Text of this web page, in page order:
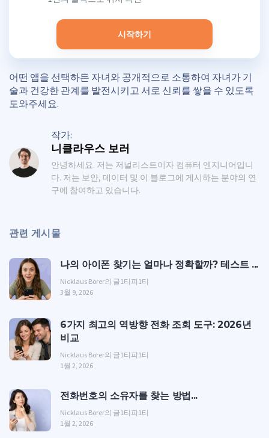
시작하기
어떤 앱을 선택하든 자녀와 공개적으로 소통하여 자녀가 기
술과 건강한 관계를 발전시키고 서로 신뢰를 쌓을 수 있도록
도와주세요.
작가:
니클라우스 보러
안녕하세요. 저는 저널리스트이자 컴퓨터 엔지니어입니
다. 저는 보안, 데이터 및 이 블로그에 게시하는 분야의 연
구에 참여하고 있습니다.
관련 게시물
나의 아이폰 찾기는 얼마나 정확할까? 테스트 ...
Nicklaus Borer의 글 1티피1티
3월 9, 2026
6가지 최고의 역방향 전화 조회 도구: 2026년
비교
Nicklaus Borer의 글 1티피1티
1월 2, 2026
전화번호의 소유자를 찾는 방법...
Nicklaus Borer의 글 1티피1티
1월 2, 2026